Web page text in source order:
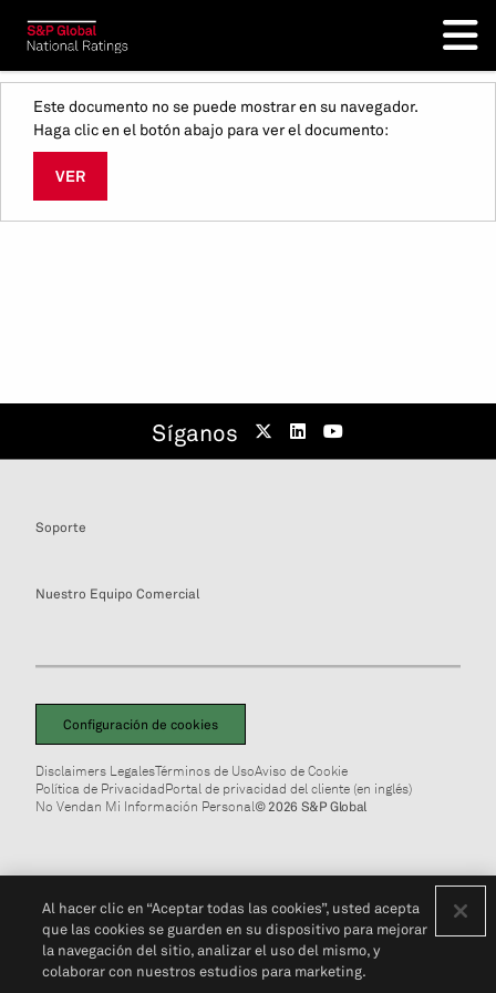
Este documento no se puede mostrar en su navegador.
Haga clic en el botón abajo para ver el documento:
VER
Síganos
Soporte
Nuestro Equipo Comercial
Configuración de cookies
Disclaimers LegalesTérminos de UsoAviso de Cookie
Política de PrivacidadPortal de privacidad del cliente (en inglés)
No Vendan Mi Información Personal© 2026 S&P Global
Al hacer clic en “Aceptar todas las cookies”, usted acepta
que las cookies se guarden en su dispositivo para mejorar
la navegación del sitio, analizar el uso del mismo, y
colaborar con nuestros estudios para marketing.